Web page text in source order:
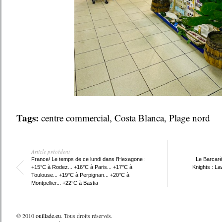
Tags: centre commercial, Costa Blanca, Plage nord
Article précédent
France/ Le temps de ce lundi dans l'Hexagone :
+15°C à Rodez... +16°C à Paris... +17°C à
Toulouse... +19°C à Perpignan... +20°C à
Montpellier... +22°C à Bastia
Le
Knights :
© 2010ouillade.eu. Tous droits réservés.